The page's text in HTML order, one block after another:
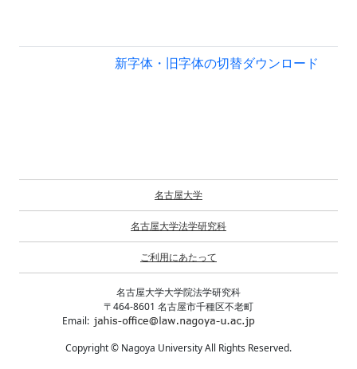
新字体・旧字体の切替ダウンロード
名古屋大学
名古屋大学法学研究科
ご利用にあたって
名古屋大学大学院法学研究科
〒464-8601 名古屋市千種区不老町
Email:
Copyright © Nagoya University All Rights Reserved.